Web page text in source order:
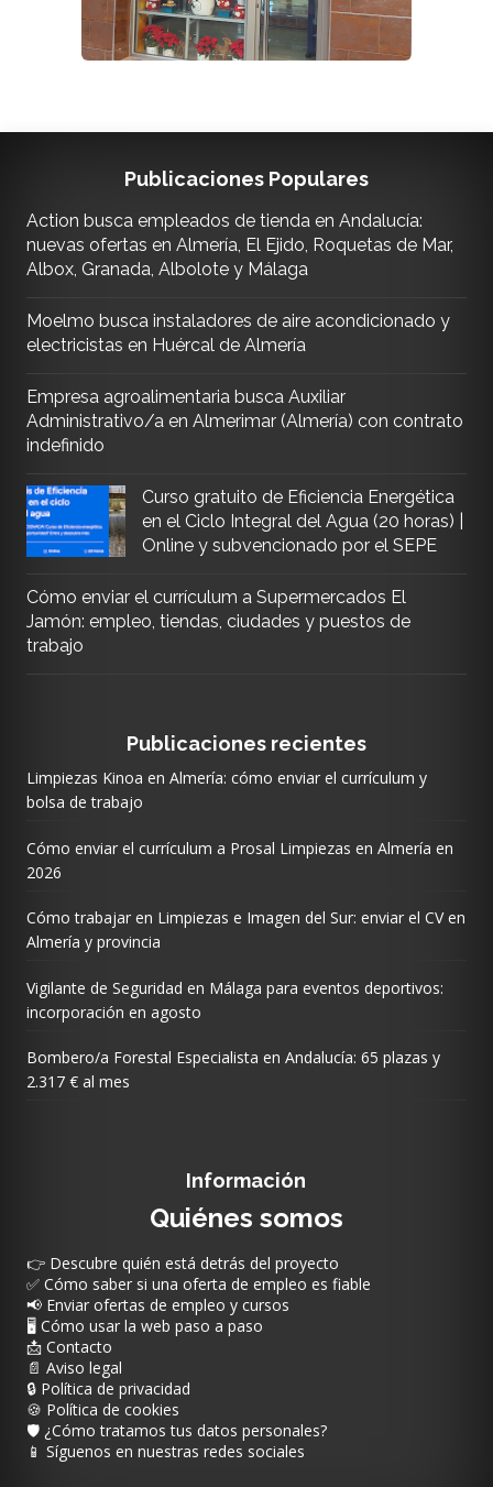
Publicaciones Populares
Action busca empleados de tienda en Andalucía:
nuevas ofertas en Almería, El Ejido, Roquetas de Mar,
Albox, Granada, Albolote y Málaga
Moelmo busca instaladores de aire acondicionado y
electricistas en Huércal de Almería
Empresa agroalimentaria busca Auxiliar
Administrativo/a en Almerimar (Almería) con contrato
indefinido
Curso gratuito de Eficiencia Energética
en el Ciclo Integral del Agua (20 horas) |
Online y subvencionado por el SEPE
Cómo enviar el currículum a Supermercados El
Jamón: empleo, tiendas, ciudades y puestos de
trabajo
Publicaciones recientes
Limpiezas Kinoa en Almería: cómo enviar el currículum y
bolsa de trabajo
Cómo enviar el currículum a Prosal Limpiezas en Almería en
2026
Cómo trabajar en Limpiezas e Imagen del Sur: enviar el CV en
Almería y provincia
Vigilante de Seguridad en Málaga para eventos deportivos:
incorporación en agosto
Bombero/a Forestal Especialista en Andalucía: 65 plazas y
2.317 € al mes
Información
Quiénes somos
👉 Descubre quién está detrás del proyecto
✅ Cómo saber si una oferta de empleo es fiable
📢 Enviar ofertas de empleo y cursos
🖥️ Cómo usar la web paso a paso
📩 Contacto
📄 Aviso legal
🔒 Política de privacidad
🍪 Política de cookies
🛡️ ¿Cómo tratamos tus datos personales?
📱 Síguenos en nuestras redes sociales